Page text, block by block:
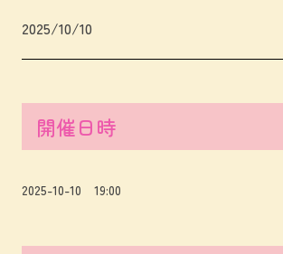
2025/10/10
開催日時
2025-10-10 19:00